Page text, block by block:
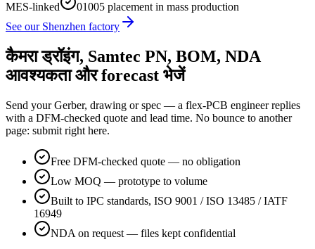
MES-linked
01005 placement in mass production
See our Shenzhen factory
कैमरा ड्रॉइंग, Samtec PN, BOM, NDA
आवश्यकता और forecast भेजें
Send your Gerber, drawing or spec — a flex-PCB engineer replies
with a DFM-checked quote and lead time. No bounce to another
page: submit right here.
Free DFM-checked quote — no obligation
Low MOQ — prototype to volume
Built to IPC standards, ISO 9001 / ISO 13485 / IATF
16949
NDA on request — files kept confidential